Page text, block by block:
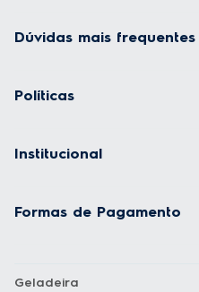
Dúvidas mais frequentes
Políticas
Institucional
Formas de Pagamento
Geladeira